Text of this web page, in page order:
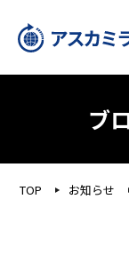
ブ
TOP お知らせ